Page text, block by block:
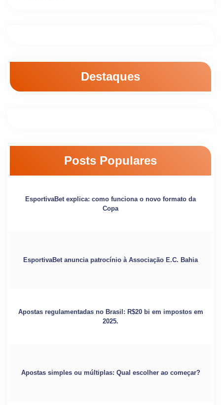
Destaques
Posts Populares
EsportivaBet explica: como funciona o novo formato da
Copa
EsportivaBet anuncia patrocínio à Associação E.C. Bahia
Apostas regulamentadas no Brasil: R$20 bi em impostos em
2025.
Apostas simples ou múltiplas: Qual escolher ao começar?